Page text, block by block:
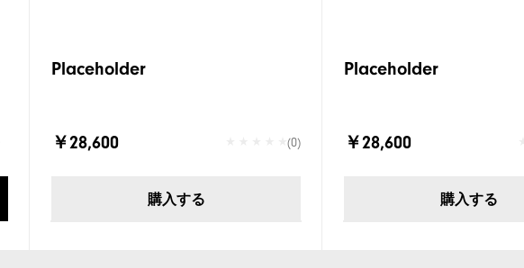
Placeholder
￥28,600 (0)
購入する
Placeholder
￥28,600
購入する